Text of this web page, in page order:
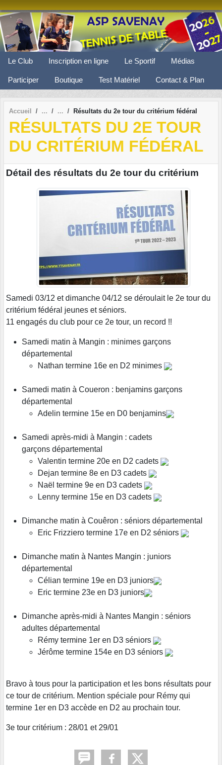
Le Club Inscription en ligne Le Sportif Médias
Participer Boutique Test Matériel Contact & Plan
Accueil Résultats du 2e tour du critérium fédéral
RÉSULTATS DU 2E TOUR
DU CRITÉRIUM FÉDÉRAL
Détail des résultats du 2e tour du critérium
Samedi 03/12 et dimanche 04/12 se déroulait le 2e tour du
critérium fédéral jeunes et séniors.
11 engagés du club pour ce 2e tour, un record !!
Samedi matin à Mangin : minimes garçons
départemental
Nathan termine 16e en D2 minimes
Samedi matin à Coueron : benjamins garçons
départemental
Adelin termine 15e en D0 benjamins
Samedi après-midi à Mangin : cadets
garçons départemental
Valentin termine 20e en D2 cadets
Dejan termine 8e en D3 cadets
Naël termine 9e en D3 cadets
Lenny termine 15e en D3 cadets
Dimanche matin à Couêron : séniors départemental
Eric Frizziero termine 17e en D2 séniors
Dimanche matin à Nantes Mangin : juniors
départemental
Célian termine 19e en D3 juniors
Eric termine 23e en D3 juniors
Dimanche après-midi à Nantes Mangin : séniors
adultes départemental
Rémy termine 1er en D3 séniors
Jérôme termine 154e en D3 séniors
Bravo à tous pour la participation et les bons résultats pour
ce tour de critérium. Mention spéciale pour Rémy qui
termine 1er en D3 accède en D2 au prochain tour.
3e tour critérium : 28/01 et 29/01